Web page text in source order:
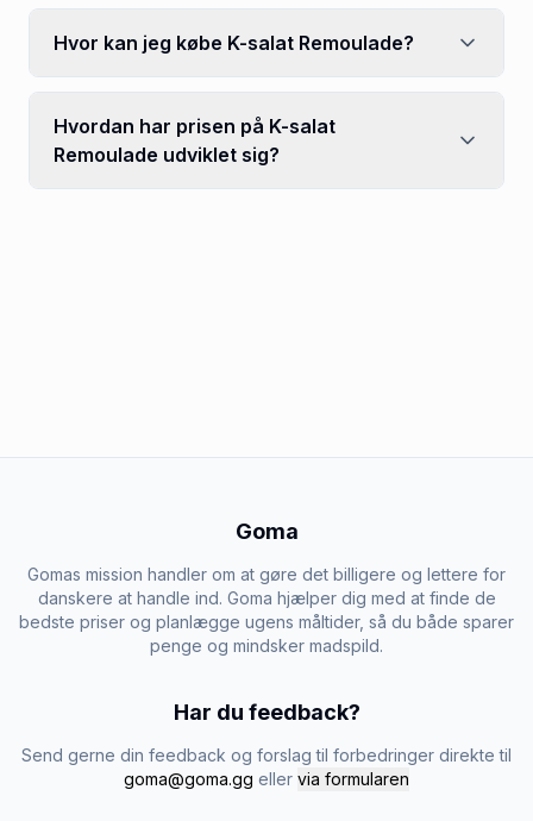
Hvor kan jeg købe K-salat Remoulade?
Hvordan har prisen på K-salat
Remoulade udviklet sig?
Goma
Gomas mission handler om at gøre det billigere og lettere for
danskere at handle ind. Goma hjælper dig med at finde de
bedste priser og planlægge ugens måltider, så du både sparer
penge og mindsker madspild.
Har du feedback?
Send gerne din feedback og forslag til forbedringer direkte til
goma@goma.gg eller via formularen